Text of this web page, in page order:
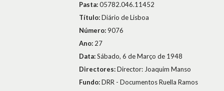
Pasta:05782.046.11452
Título:Diário de Lisboa
Número:9076
Ano: 27
Data:Sábado, 6 de Março de 1948
Directores:Director: Joaquim Manso
Fundo:DRR - Documentos Ruella Ramos